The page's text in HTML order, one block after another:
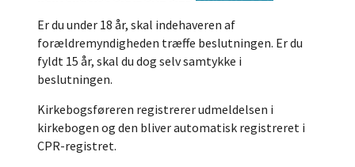
Er du under 18 år, skal indehaveren af
forældremyndigheden træffe beslutningen. Er du
fyldt 15 år, skal du dog selv samtykke i
beslutningen.
Kirkebogsføreren registrerer udmeldelsen i
kirkebogen og den bliver automatisk registreret i
CPR-registret.